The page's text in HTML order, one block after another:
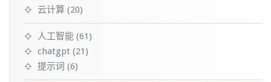
云计算 (20)
人工智能 (61)
chatgpt (21)
提示词 (6)